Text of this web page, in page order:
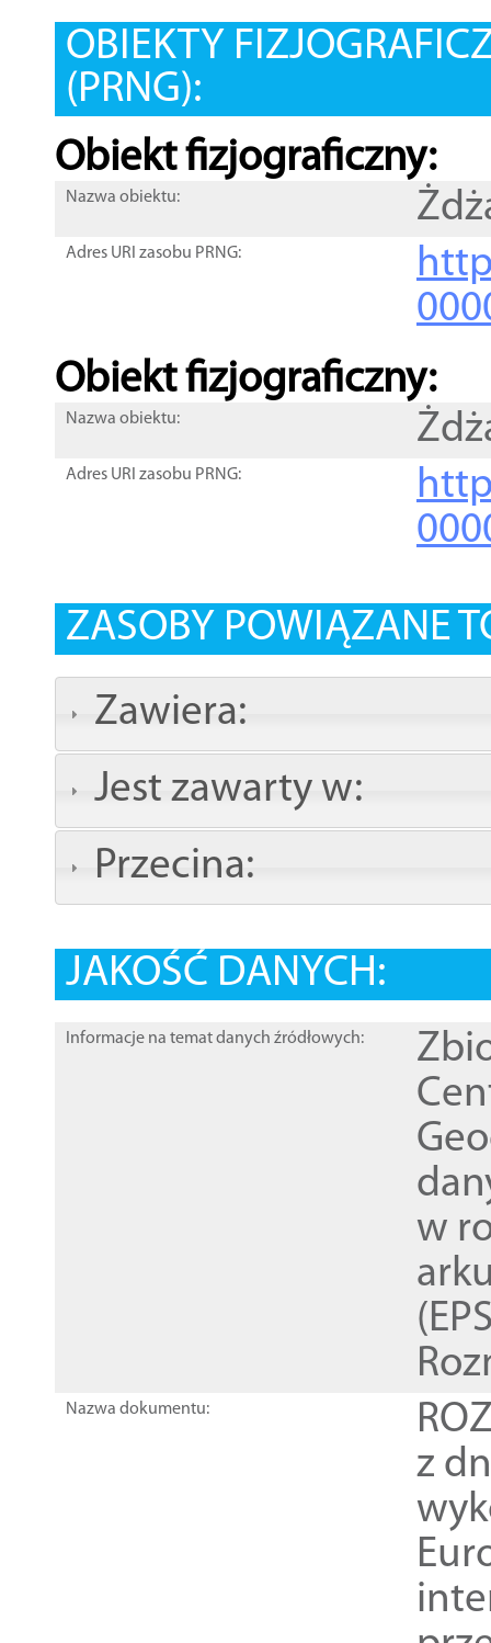
OBIEKTY
(PRNG):
Obiekt fizjograficzny:
Nazwa obiektu:
Adres URI zasobu PRNG:
Obiekt fizjograficzny:
Nazwa obiektu:
Adres URI zasobu PRNG:
ZASOBY POWIĄZANE
Zawiera:
Jest zawarty w:
Przecina:
JAKOŚĆ DANYCH:
Informacje na temat danych źródłowych:
w
Nazwa dokumentu:
z